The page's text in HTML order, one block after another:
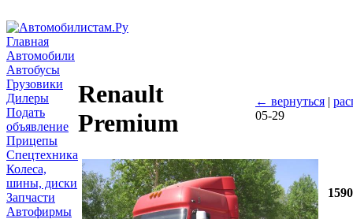
Главная
Автомобили
Автобусы
Грузовики
Дилеры
Подать
объявление
Прицепы
Спецтехника
Колеса,
шины, диски
Запчасти
Автофирмы
Renault
Premium
← вернуться |
05-29